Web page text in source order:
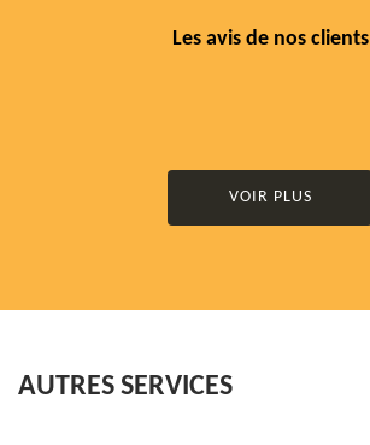
Les avis de nos clients
VOIR PLUS
AUTRES SERVICES